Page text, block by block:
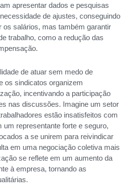
apresentar dados e pesquisas
de ajustes, conseguindo
os salários, mas também garantir
trabalho, como a redução das
de atuar sem medo de
os sindicatos organizem
incentivando a participação
nas discussões. Imagine um setor
estão insatisfeitos com
representante forte e seguro,
a se unirem para reivindicar
em uma negociação coletiva mais
se reflete em um aumento da
à empresa, tornando as